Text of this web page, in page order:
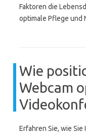
Faktoren die
optimale Pflege und
Wie
Webcam
Erfahren Sie, wie